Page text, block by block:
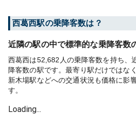
西葛西駅の乗降客数は？
近隣の駅の中で標準的な乗降客数
西葛西は52,682人の乗降客数を持ち、
降客数の駅です。最寄り駅だけではな
新木場駅などへの交通状況も価格に影
す。
Loading...